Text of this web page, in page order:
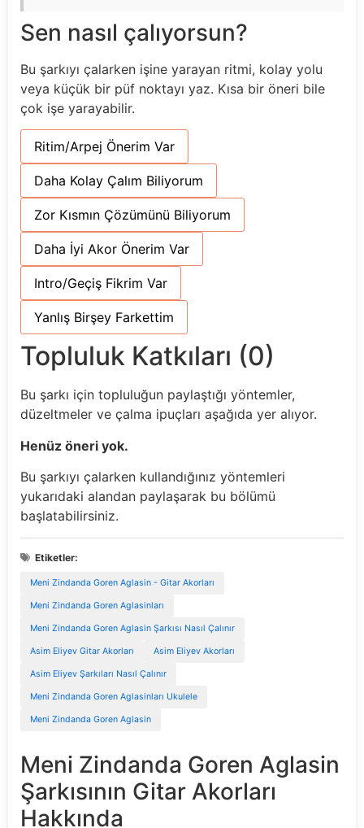
Sen nasıl çalıyorsun?
Bu şarkıyı çalarken işine yarayan ritmi, kolay yolu
veya küçük bir püf noktayı yaz. Kısa bir öneri bile
çok işe yarayabilir.
Ritim/Arpej Önerim Var
Daha Kolay Çalım Biliyorum
Zor Kısmın Çözümünü Biliyorum
Daha İyi Akor Önerim Var
Intro/Geçiş Fikrim Var
Yanlış Birşey Farkettim
Topluluk Katkıları (0)
Bu şarkı için topluluğun paylaştığı yöntemler,
düzeltmeler ve çalma ipuçları aşağıda yer alıyor.
Henüz öneri yok.
Bu şarkıyı çalarken kullandığınız yöntemleri
yukarıdaki alandan paylaşarak bu bölümü
başlatabilirsiniz.
Etiketler:
Meni Zindanda Goren Aglasin - Gitar Akorları
Meni Zindanda Goren Aglasinları
Meni Zindanda Goren Aglasin Şarkısı Nasıl Çalınır
Asim Eliyev Gitar Akorları Asim Eliyev Akorları
Asim Eliyev Şarkıları Nasıl Çalınır
Meni Zindanda Goren Aglasinları Ukulele
Meni Zindanda Goren Aglasin
Meni Zindanda Goren Aglasin
Şarkısının Gitar Akorları
Hakkında